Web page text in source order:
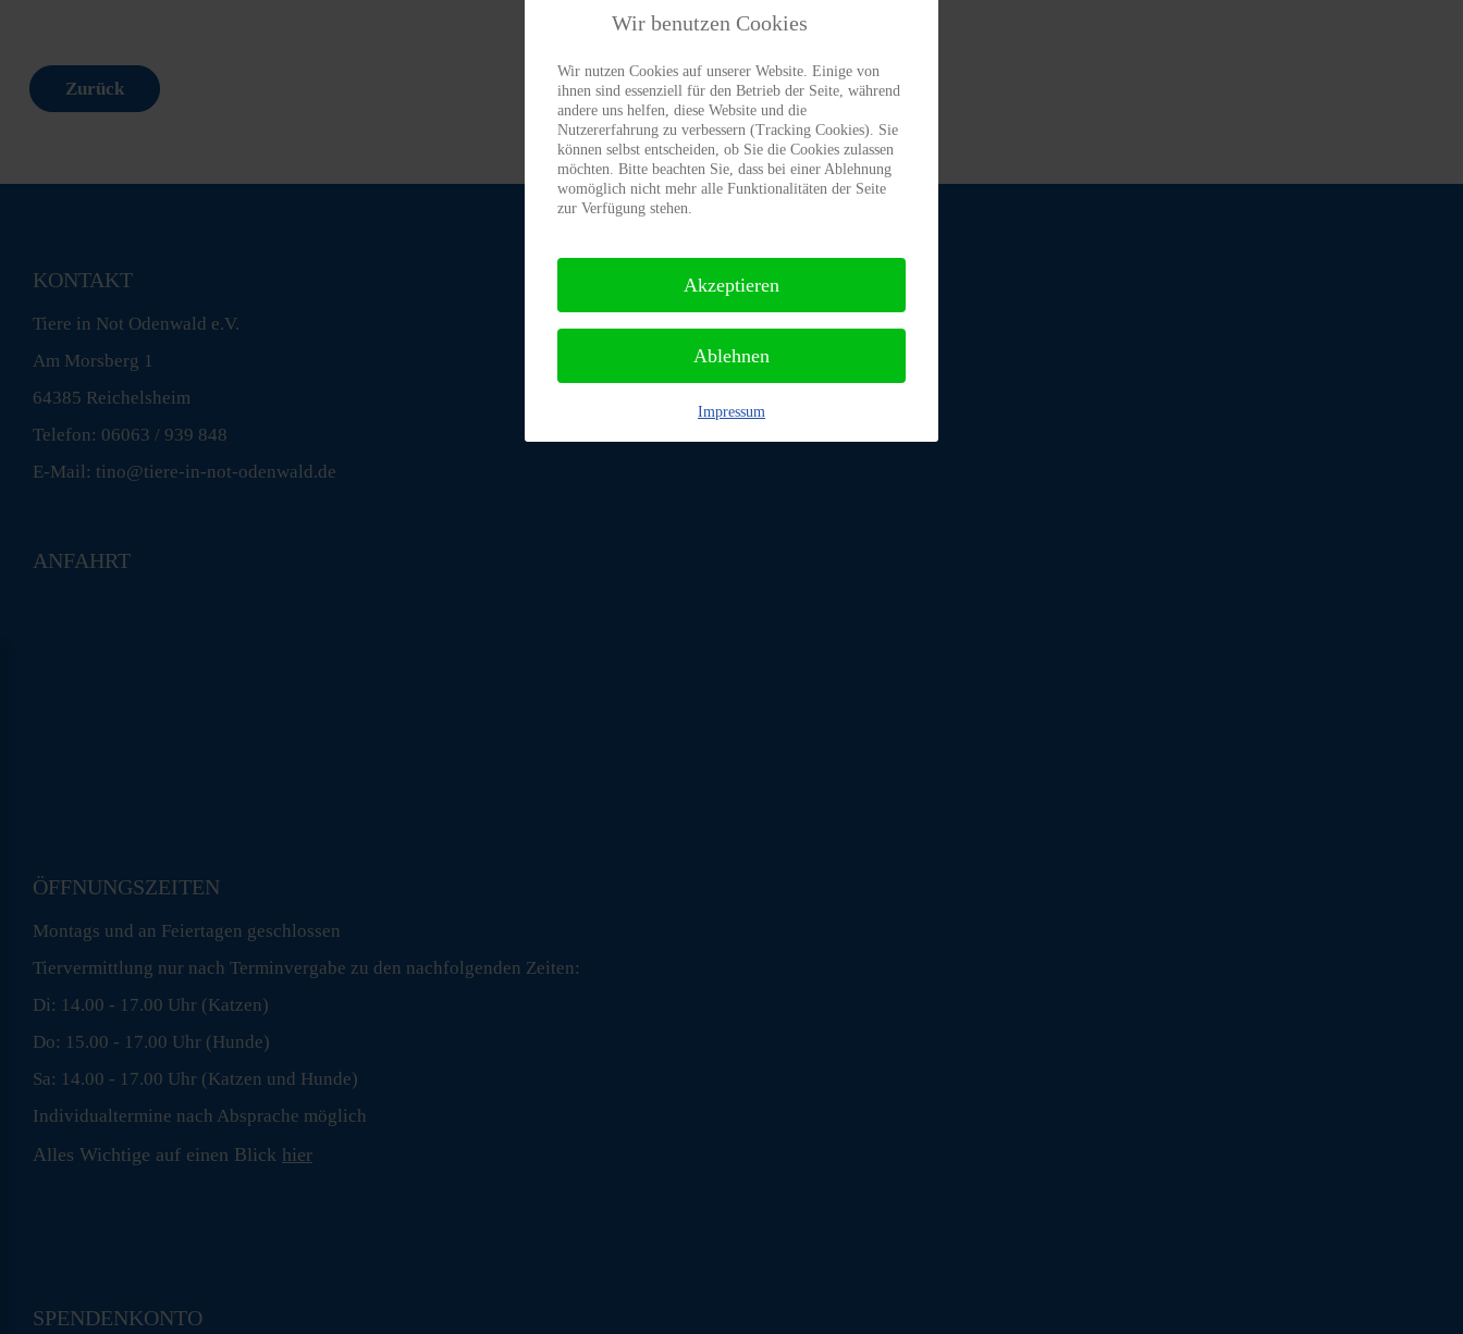
Zurück
KONTAKT
Tiere in Not Odenwald e.V.
Am Morsberg 1
64385 Reichelsheim
Telefon: 06063 / 939 848
E-Mail: tino@tiere-in-not-odenwald.de
ANFAHRT
ÖFFNUNGSZEITEN
Montags und an Feiertagen geschlossen
Tiervermittlung nur nach Terminvergabe zu den nachfolgenden Zeiten:
Di: 14.00 - 17.00 Uhr (Katzen)
Do: 15.00 - 17.00 Uhr (Hunde)
Sa: 14.00 - 17.00 Uhr (Katzen und Hunde)
Individualtermine nach Absprache möglich
Alles Wichtige auf einen Blick hier
SPENDENKONTO
Wir benutzen Cookies
Wir nutzen Cookies auf unserer Website. Einige von
ihnen sind essenziell für den Betrieb der Seite, während
andere uns helfen, diese Website und die
Nutzererfahrung zu verbessern (Tracking Cookies). Sie
können selbst entscheiden, ob Sie die Cookies zulassen
möchten. Bitte beachten Sie, dass bei einer Ablehnung
womöglich nicht mehr alle Funktionalitäten der Seite
zur Verfügung stehen.
Akzeptieren
Ablehnen
Impressum